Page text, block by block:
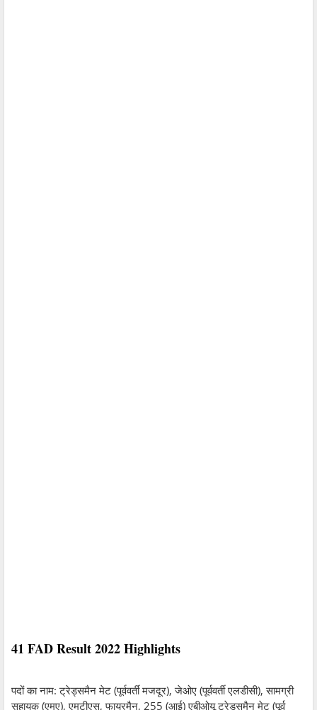
41 FAD Result 2022 Highlights
पदों का नाम: ट्रेड्समैन मेट (पूर्ववर्ती मजदूर), जेओए (पूर्ववर्ती एलडीसी), सामग्री
सहायक (एमए), एमटीएस, फायरमैन, 255 (आई) एबीओयू ट्रेड्समैन मेट (पूर्व